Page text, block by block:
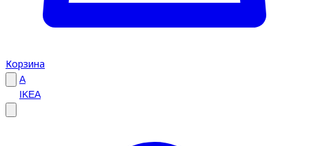
Корзина
A
IKEA